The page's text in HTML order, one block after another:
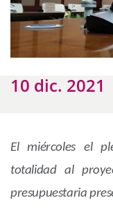
10 dic. 2021
El miércoles el
totalidad al
presupuestaria